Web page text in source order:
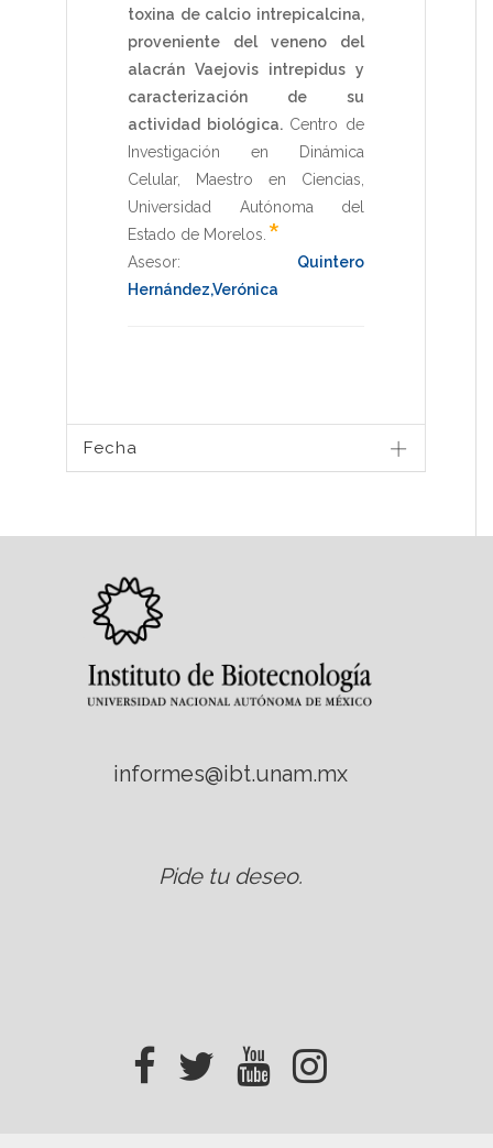
toxina de calcio intrepicalcina,
proveniente del veneno del
alacrán Vaejovis intrepidus y
caracterización de su
actividad biológica. Centro de
Investigación en Dinámica
Celular, Maestro en Ciencias
Universidad Autónoma del
Estado de Morelos *
Asesor: Quintero
Hernández,Verónica
Fecha
informes@ibt.unam.mx
Pide tu deseo.